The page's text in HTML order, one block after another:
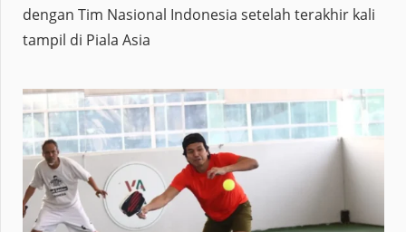
dengan Tim Nasional Indonesia setelah terakhir kali
tampil di Piala Asia